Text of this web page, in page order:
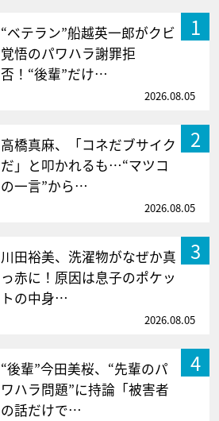
1
“ベテラン”船越英一郎がクビ
覚悟のパワハラ謝罪拒
否！“後輩”だけ…
2026.08.05
2
高橋真麻、「コネだブサイク
だ」と叩かれるも…“マツコ
の一言”から…
2026.08.05
3
川田裕美、洗濯物がなぜか真
っ赤に！原因は息子のポケッ
トの中身…
2026.08.05
4
“後輩”今田美桜、“先輩のパ
ワハラ問題”に持論「被害者
の話だけで…